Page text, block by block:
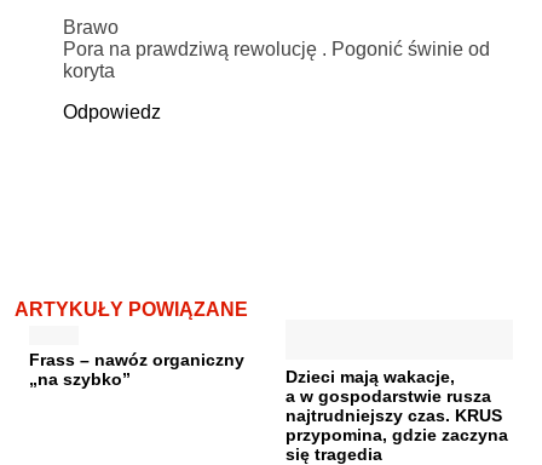
Brawo
Pora na prawdziwą rewolucję . Pogonić świnie od
koryta
Odpowiedz
ARTYKUŁY POWIĄZANE
Frass – nawóz organiczny
„na szybko”
Dzieci mają wakacje,
a w gospodarstwie rusza
najtrudniejszy czas. KRUS
przypomina, gdzie zaczyna
się tragedia